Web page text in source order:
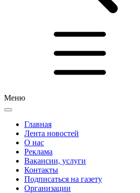
Меню
Главная
Лента новостей
О нас
Реклама
Вакансии, услуги
Контакты
Подписаться на газету
Организации